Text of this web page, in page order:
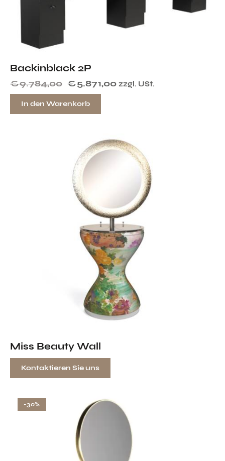
Backinblack 2P
€9.784,00 €5.871,00 zzgl. USt.
In den Warenkorb
Miss Beauty Wall
Kontaktieren Sie uns
-30%